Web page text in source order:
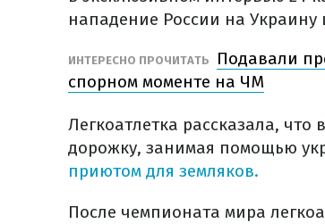
нападение России на
ИНТЕРЕСНО ПРОЧИТАТЬ
Подавали
спорном моменте на ЧМ
Легкоатлетка рассказала,
дорожку, занимая помощью
приютом для земляков.
После чемпионата мира